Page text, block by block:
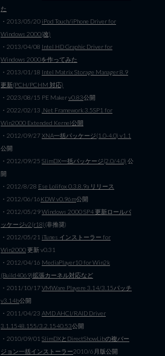
た
・2013/05/20 iPod Touch/iPhone Driver for
Windows 2000(改)
・2013/04/08 Intel HD Graphic Driver for
Windows 2000を作ってみた
・2013/01/18 Intel Matrix Storage Manager 8.9
更新(PCH/PCHM 対応)
・2023/08/15 PE Makerv0.83公開
・2022/02/13 .Net Framework 3.5SP1 for
Win2000 Extended Kernel公開
・2012/09/27XNA一括パッケージ(1.0-4.0) v1.1
公開
・2012/09/25 SlimDX一括パッケージ(2.0/4.0) 公
開
・2012/8/28 Ese Lolifox 0.3.8.9a リリース
・2012/06/16KDW v0.96m公開
・2012/05/29Windows 2000 SP4 更新ロールパ
ッケージv2(r18)(非推奨)
・2012/05/21 iTunes インストーラー for
Win2000更新 v0.31
・2012/04/16 MediaPlayer10 for Win2k
(Build4069)拡張カーネル対応など
・2011/10/17VMWare Playere 3.14/3.15パッチ
v3.14b公開
・2011/04/23 AMD AHCI/RAID Driver
3.1.1548.155/3.2.1540.53公開
・2010/09/01 SlimDXとDirectShowLibの複バー
ジョン一括インストーラー2010/6月版公開